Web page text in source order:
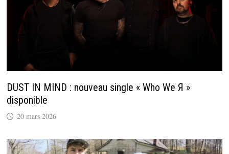
DUST IN MIND : nouveau single « Who We Я »
disponible
20 mars 2026